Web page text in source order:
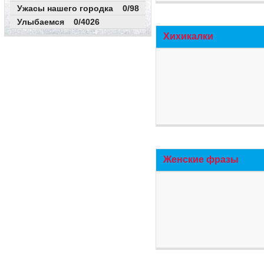
Ужасы нашего городка 0/98
Улыбаемся 0/4026
Хихикалки
Женские фразы